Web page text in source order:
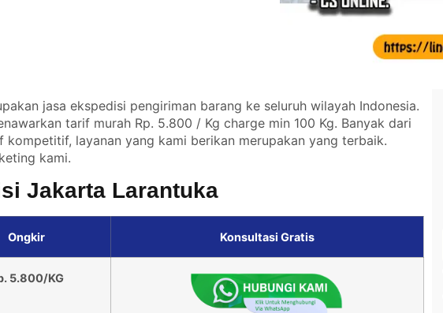
jasa ekspedisi pengiriman barang ke seluruh wilayah Indonesia.
tarif murah Rp. 5.800 / Kg charge min 100 Kg. Banyak dari
layanan yang kami berikan merupakan yang terbaik.
kami.
Jakarta Larantuka
Ongkir Konsultasi Gratis
5.800/KG